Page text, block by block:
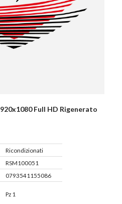
Full HD Rigenerato
Ricondizionati
RSM100051
0793541155086
Pz 1